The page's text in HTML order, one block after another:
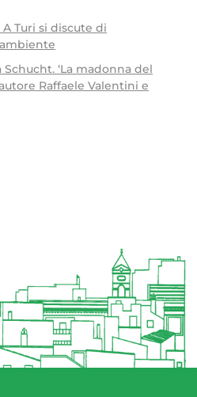
Turi si discute di
‘La madonna del
Raffaele Valentini e